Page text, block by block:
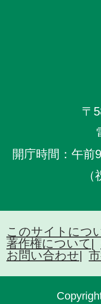
〒
開庁時間：午前
このサイトにつ
著作権について
お問い合わせ